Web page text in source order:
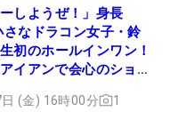
ーしようぜ！」身長
なドラコン女子・鈴
初のホールインワン！
イアンで会心のショッ
(金) 16時00分 1